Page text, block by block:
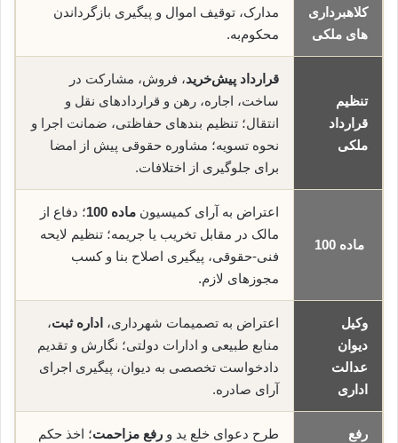
کلاهبرداری
های ملکی
مدارک، توقیف اموال و پیگیری بازگرداندن
محکوم‌به.
تنظیم
قرارداد
ملکی
قرارداد پیش‌خرید، فروش، مشارکت در
ساخت، اجاره، رهن و قراردادهای نقل و
انتقال؛ تنظیم بندهای حفاظتی، ضمانت اجرا و
نحوه تسویه؛ مشاوره حقوقی پیش از امضا
برای جلوگیری از اختلافات.
ماده 100
اعتراض به آرای کمیسیون ماده 100
؛ دفاع از
مالک در مقابل تخریب یا جریمه؛ تنظیم لایحه
فنی-حقوقی، پیگیری اصلاح بنا و کسب
مجوزهای لازم.
وکیل
دیوان
عدالت
اداری
اعتراض به تصمیمات شهرداری، اداره ثبت،
منابع طبیعی و ادارات دولتی؛ نگارش و تقدیم
دادخواست تخصصی به دیوان، پیگیری اجرای
آرای صادره.
رفع
طرح دعوای خلع ید و رفع مزاحمت؛ اخذ حکم